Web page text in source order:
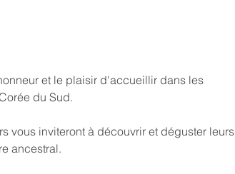
et le plaisir d'accueillir dans les
du Sud.
vous inviteront à découvrir et déguster leurs
ancestral.